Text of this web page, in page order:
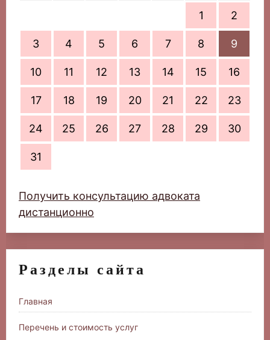
1 2
3 4 5 6 7 8 9
10 11 12 13 14 15 16
17 18 19 20 21 22 23
24 25 26 27 28 29 30
31
Получить консультацию адвоката
дистанционно
Разделы сайта
Главная
Перечень и стоимость услуг